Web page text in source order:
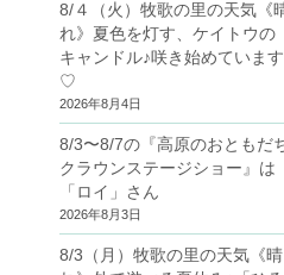
8/４（火）牧歌の里の天気《
れ》夏色を灯す、ケイトウの
キャンドル♪咲き始めています
♡
2026年8月4日
8/3〜8/7の『高原のおともだ
クラウンステージショー』は
「ロイ」さん
2026年8月3日
8/3（月）牧歌の里の天気《晴